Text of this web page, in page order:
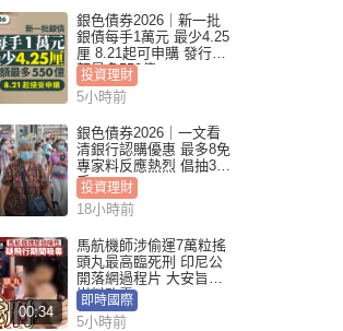
銀色債券2026｜新一批
銀債每手1萬元 最少4.25
厘 8.21起可申購 發行金
額最多550億
投資理財
5小時前
銀色債券2026｜一文看
清銀行認購優惠 最多8免
專家料反應熱烈 倡抽30
手
投資理財
18小時前
00:34
馬航機師涉偷運7萬粒搖
頭丸最高臨死刑 印尼公
開落網過程片 大安旨意
豈料敗露
即時國際
5小時前